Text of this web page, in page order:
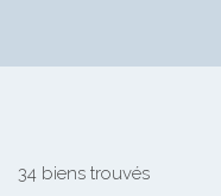
34 biens trouvés